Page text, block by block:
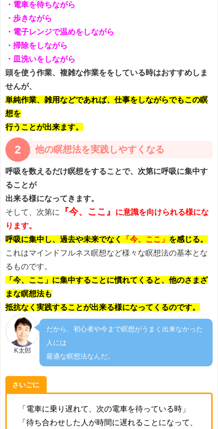
・電車を待ちながら
・歩きながら
・電子レンジで温めをしながら
・掃除をしながら
・皿洗いをしながら
頭を使う作業、複雑な作業ををしている時はおすすめしま
せんが、
単純作業、雑用などであれば、仕事をしながらでもこの瞑
想を
行うことが出来ます。
2 他の瞑想法を実践しやすくなる
呼吸を数えるだけ瞑想をすることで、次第に呼吸に集中す
ることが
出来る様になってきます。
そして、次第に
『今、ここ』
に意識を向けられる様にな
ります。
呼吸に集中し、過去や未来でなく
「今、ここ」 を感じる。
これはマインドフルネス瞑想など様々な瞑想法の基本とな
るものです。
「今、ここ」に集中することに慣れてくると、他のさまざ
まな瞑想法も
抵抗なく実践することが出来る様になってくるのです。
K太郎
だから、初心者や今まで瞑想がうまく出来なかった
人には
最適な瞑想法なんだ。
さいごに
「電車に乗り遅れて、次の電車を待っている時」
「待ち合わせした人が時間に遅れることになって、